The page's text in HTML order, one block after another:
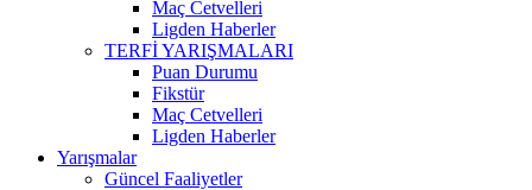
Maç Cetvelleri
Ligden Haberler
TERFİ YARIŞMALARI
Puan Durumu
Fikstür
Maç Cetvelleri
Ligden Haberler
Yarışmalar
Güncel Faaliyetler